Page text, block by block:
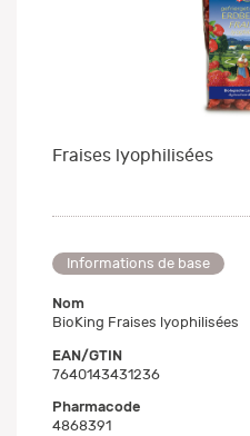
Fraises lyophilisées
Informations de base
Nom
BioKing Fraises lyophilisées
EAN/GTIN
7640143431236
Pharmacode
4868391